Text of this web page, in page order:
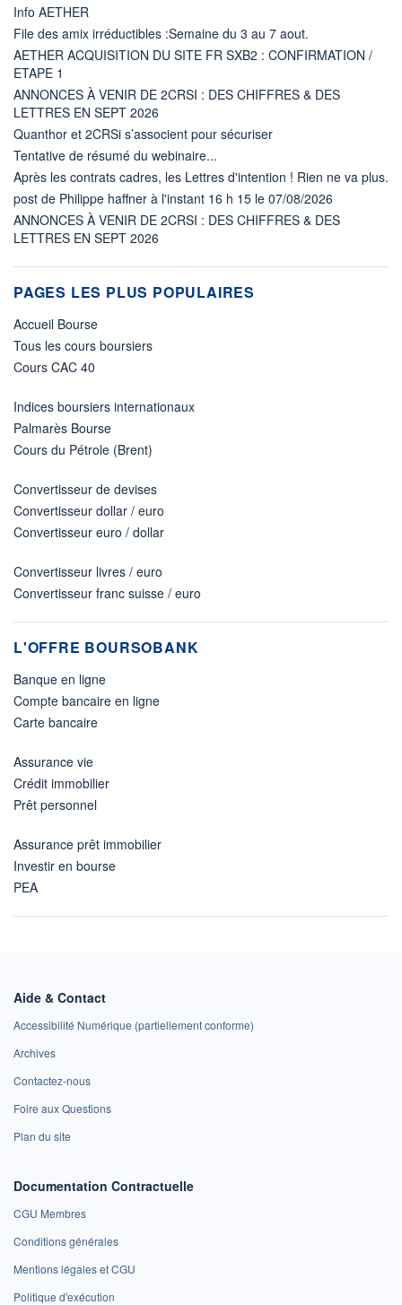
Info AETHER
File des amix irréductibles :Semaine du 3 au 7 aout.
AETHER ACQUISITION DU SITE FR SXB2 : CONFIRMATION /
ETAPE 1
ANNONCES À VENIR DE 2CRSI : DES CHIFFRES & DES
LETTRES EN SEPT 2026
Quanthor et 2CRSi s’associent pour sécuriser
Tentative de résumé du webinaire...
Après les contrats cadres, les Lettres d'intention ! Rien ne va plus.
post de Philippe haffner à l'instant 16 h 15 le 07/08/2026
ANNONCES À VENIR DE 2CRSI : DES CHIFFRES & DES
LETTRES EN SEPT 2026
PAGES LES PLUS POPULAIRES
Accueil Bourse
Tous les cours boursiers
Cours CAC 40
Indices boursiers internationaux
Palmarès Bourse
Cours du Pétrole (Brent)
Convertisseur de devises
Convertisseur dollar / euro
Convertisseur euro / dollar
Convertisseur livres / euro
Convertisseur franc suisse / euro
L'OFFRE BOURSOBANK
Banque en ligne
Compte bancaire en ligne
Carte bancaire
Assurance vie
Crédit immobilier
Prêt personnel
Assurance prêt immobilier
Investir en bourse
PEA
Aide & Contact
Accessibilité Numérique (partiellement conforme)
Archives
Contactez-nous
Foire aux Questions
Plan du site
Documentation Contractuelle
CGU Membres
Conditions générales
Mentions légales et CGU
Politique d'exécution